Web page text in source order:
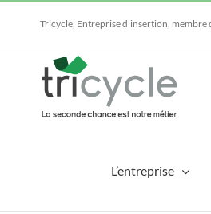
Tricycle, Entreprise d'insertion, membre
L’entreprise